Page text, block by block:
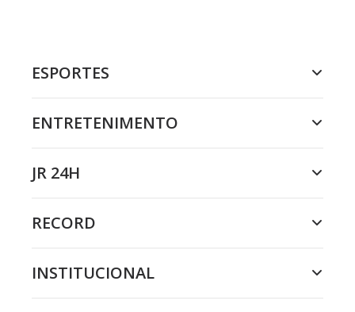
ESPORTES
ENTRETENIMENTO
JR 24H
RECORD
INSTITUCIONAL